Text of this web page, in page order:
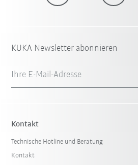
KUKA Newsletter abonnieren
Ihre E-Mail-Adresse
Kontakt
Technische Hotline und Beratung
Kontakt